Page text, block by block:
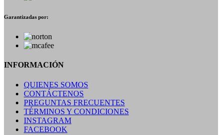
Garantizadas por:
INFORMACIÓN
QUIENES SOMOS
CONTÁCTENOS
PREGUNTAS FRECUENTES
TÉRMINOS Y CONDICIONES
INSTAGRAM
FACEBOOK